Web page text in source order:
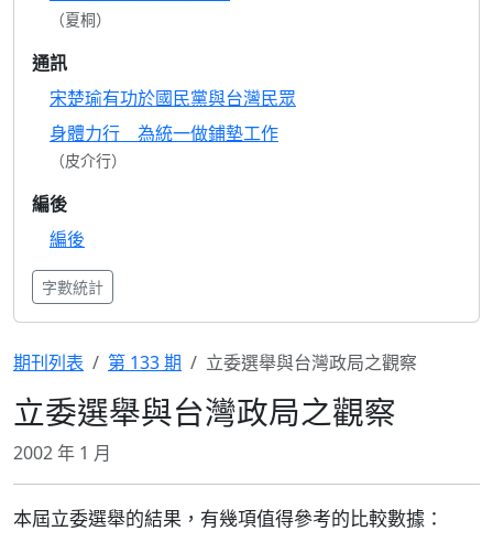
（夏桐）
通訊
宋楚瑜有功於國民黨與台灣民眾
身體力行 為統一做鋪墊工作
（皮介行）
編後
編後
字數統計
期刊列表 第 133 期 立委選舉與台灣政局之觀察
立委選舉與台灣政局之觀察
2002 年 1 月
本屆立委選舉的結果，有幾項值得參考的比較數據：